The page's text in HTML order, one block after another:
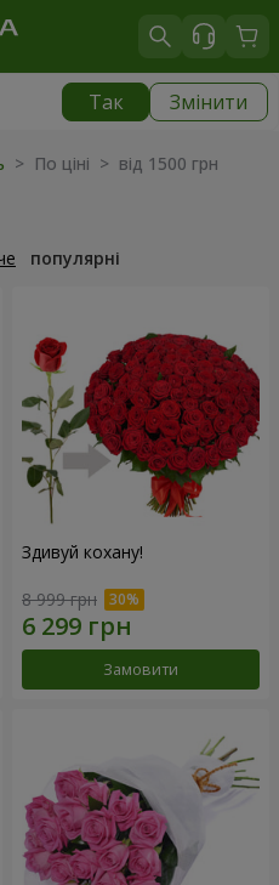
Так Змінити
> По ціні > від 1500 грн
популярні
Здивуй кохану!
8 999 грн
Замовити